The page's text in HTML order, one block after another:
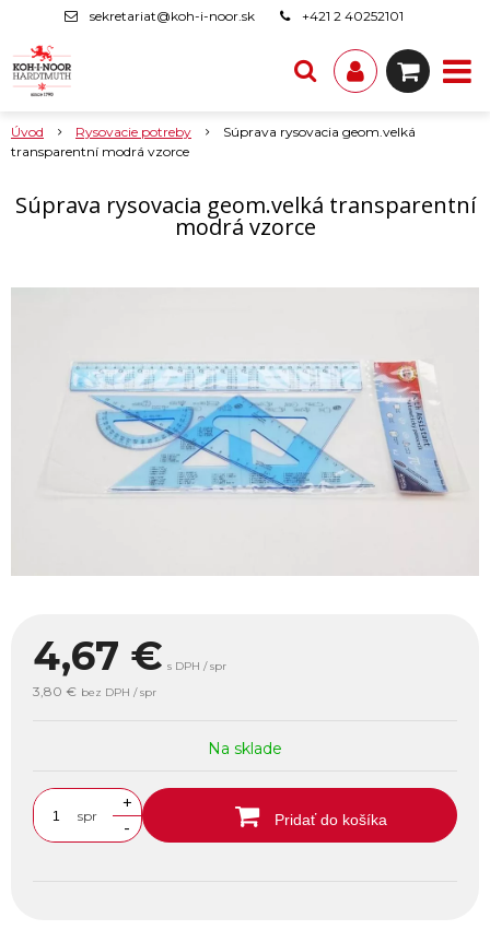
sekretariat@koh-i-noor.sk +421 2 40252101
Úvod Rysovacie potreby
Súprava rysovacia geom.velká
transparentní modrá vzorce
Súprava rysovacia geom.velká transparentní
modrá vzorce
4,67 € s DPH / spr
3,80 € bez DPH / spr
Na sklade
spr
+
-
Pridať do košíka